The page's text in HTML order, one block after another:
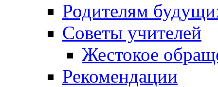
Родителям
Советы учителей
Жестокое
Рекомендации